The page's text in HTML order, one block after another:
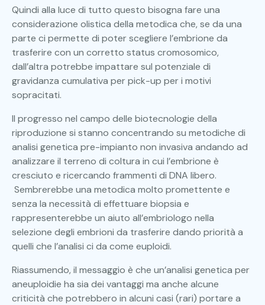
Quindi alla luce di tutto questo bisogna fare una
considerazione olistica della metodica che, se da una
parte ci permette di poter scegliere l’embrione da
trasferire con un corretto status cromosomico,
dall’altra potrebbe impattare sul potenziale di
gravidanza cumulativa per pick-up per i motivi
sopracitati.
Il progresso nel campo delle biotecnologie della
riproduzione si stanno concentrando su metodiche di
analisi genetica pre-impianto non invasiva andando ad
analizzare il terreno di coltura in cui l’embrione è
cresciuto e ricercando frammenti di DNA libero.
Sembrerebbe una metodica molto promettente e
senza la necessità di effettuare biopsia e
rappresenterebbe un aiuto all’embriologo nella
selezione degli embrioni da trasferire dando priorità a
quelli che l’analisi ci da come euploidi.
Riassumendo, il messaggio è che un’analisi genetica per
aneuploidie ha sia dei vantaggi ma anche alcune
criticità che potrebbero in alcuni casi (rari) portare a